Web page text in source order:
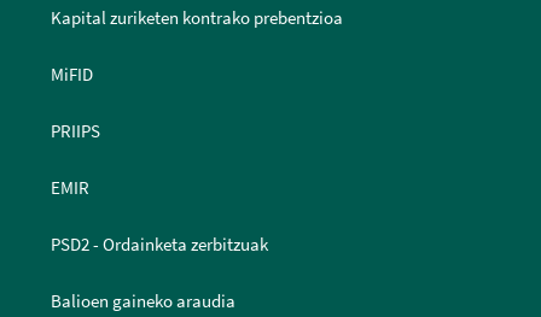
Kapital zuriketen kontrako prebentzioa
MiFID
PRIIPS
EMIR
PSD2 - Ordainketa zerbitzuak
Balioen gaineko araudia